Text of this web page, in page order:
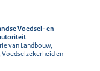
Voedsel- en
van Landbouw,
Voedselzekerheid en